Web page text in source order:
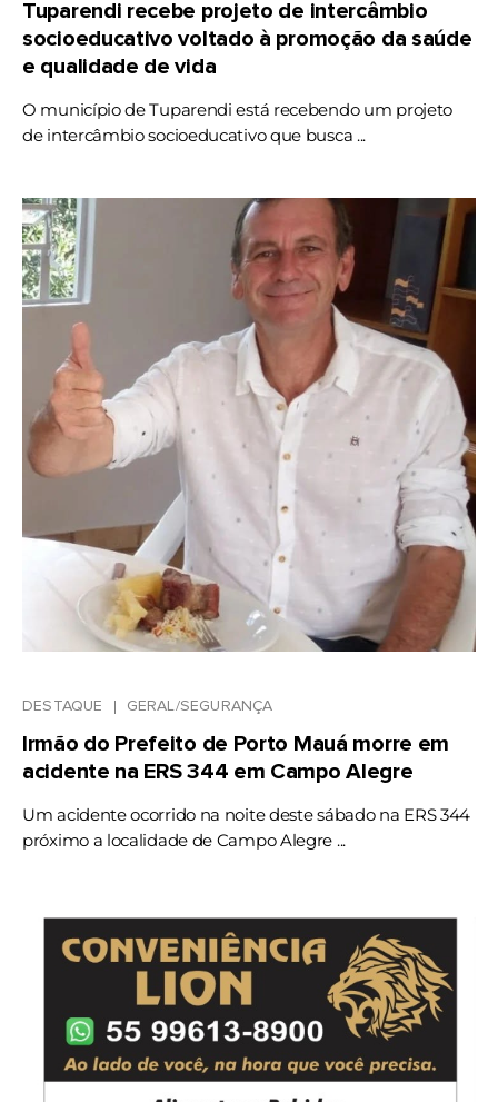
Tuparendi recebe projeto de intercâmbio
socioeducativo voltado à promoção da saúde
e qualidade de vida
O município de Tuparendi está recebendo um projeto
de intercâmbio socioeducativo que busca ...
DESTAQUE GERAL/SEGURANÇA
Irmão do Prefeito de Porto Mauá morre em
acidente na ERS 344 em Campo Alegre
Um acidente ocorrido na noite deste sábado na ERS 344
próximo a localidade de Campo Alegre ...